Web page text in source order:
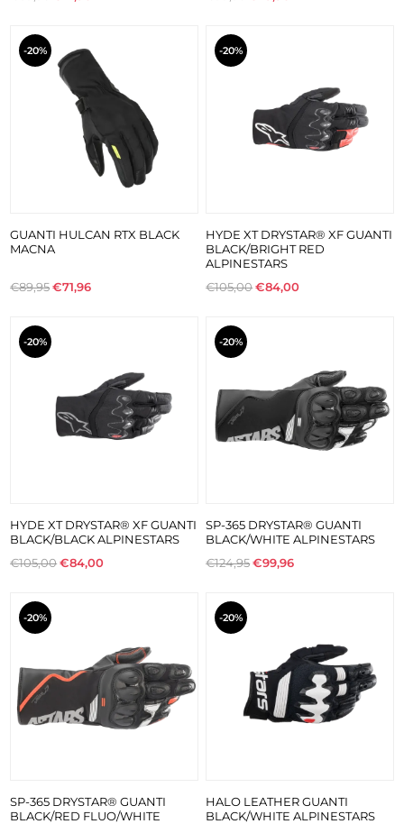
-20%
GUANTI HULCAN RTX BLACK
MACNA
€89,95€71,96
-20%
HYDE XT DRYSTAR® XF GUANTI
BLACK/BRIGHT RED
ALPINESTARS
€105,00€84,00
-20%
HYDE XT DRYSTAR® XF GUANTI
BLACK/BLACK ALPINESTARS
€105,00€84,00
-20%
SP-365 DRYSTAR® GUANTI
BLACK/WHITE ALPINESTARS
€124,95€99,96
-20%
SP-365 DRYSTAR® GUANTI
BLACK/RED FLUO/WHITE
-20%
HALO LEATHER GUANTI
BLACK/WHITE ALPINESTARS